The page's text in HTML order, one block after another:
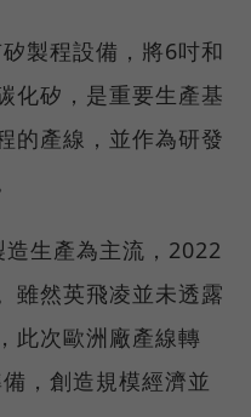
製程設備，將6吋和
化矽，是重要生產基
的產線，並作為研發
生產為主流，2022
雖然英飛凌並未透露
此次歐洲廠產線轉
，創造規模經濟並